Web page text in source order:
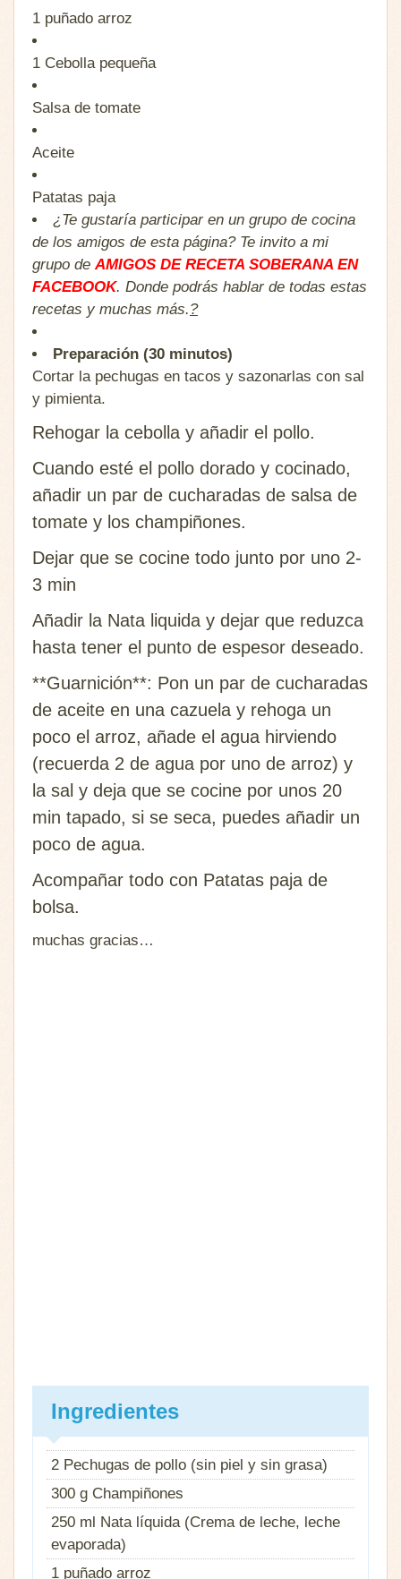
1 puñado arroz
1 Cebolla pequeña
Salsa de tomate
Aceite
Patatas paja
¿Te gustaría participar en un grupo de cocina
de los amigos de esta página? Te invito a mi
grupo deAMIGOS DE RECETA SOBERANA EN
FACEBOOK. Donde podrás hablar de todas estas
recetas y muchas más.?
Preparación (30 minutos)
Cortar la pechugas en tacos y sazonarlas con sal
y pimienta.
Rehogar la cebolla y añadir el pollo.
Cuando esté el pollo dorado y cocinado,
añadir un par de cucharadas de salsa de
tomate y los champiñones.
Dejar que se cocine todo junto por uno 2-
3 min
Añadir la Nata liquida y dejar que reduzca
hasta tener el punto de espesor deseado.
**Guarnición**: Pon un par de cucharadas
de aceite en una cazuela y rehoga un
poco el arroz, añade el agua hirviendo
(recuerda 2 de agua por uno de arroz) y
la sal y deja que se cocine por unos 20
min tapado, si se seca, puedes añadir un
poco de agua.
Acompañar todo con Patatas paja de
bolsa.
muchas gracias…
Ingredientes
2 Pechugas de pollo (sin piel y sin grasa)
300 g Champiñones
250 ml Nata líquida (Crema de leche, leche
evaporada)
1 puñado arroz